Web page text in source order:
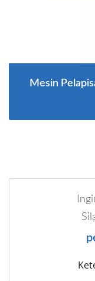
Mesin